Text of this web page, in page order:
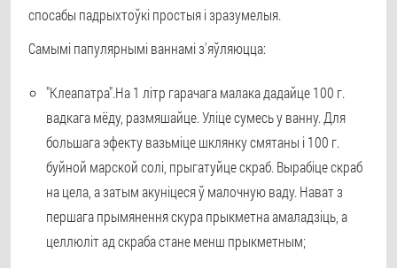
спосабы падрыхтоўкі простыя і зразумелыя.
Самымі папулярнымі ваннамі з'яўляюцца:
"Клеапатра".На 1 літр гарачага малака дадайце 100 г.
вадкага мёду, размяшайце. Уліце сумесь у ванну. Для
большага эфекту вазьміце шклянку смятаны і 100 г.
буйной марской солі, прыгатуйце скраб. Вырабіце скраб
на цела, а затым акуніцеся ў малочную ваду. Нават з
першага прымянення скура прыкметна амаладзіць, а
целлюліт ад скраба стане менш прыкметным;